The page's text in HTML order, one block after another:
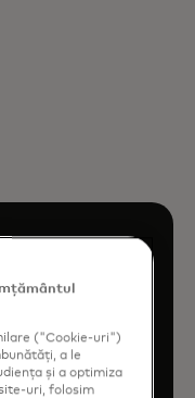
Mastercard
our
("Cookie-uri")
a le
și a optimiza
uri, folosim